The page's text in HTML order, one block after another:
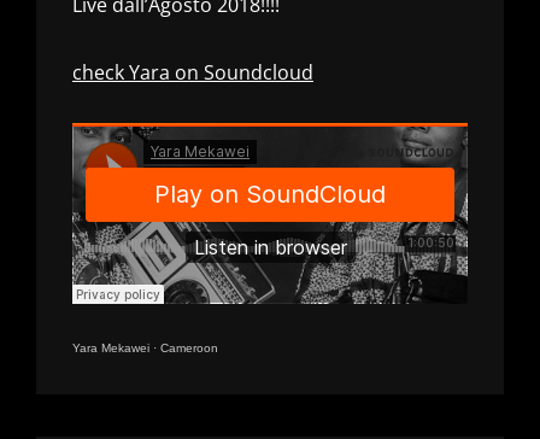
Live dall’Agosto 2018!!!!
check Yara on Soundcloud
Yara Mekawei · Cameroon